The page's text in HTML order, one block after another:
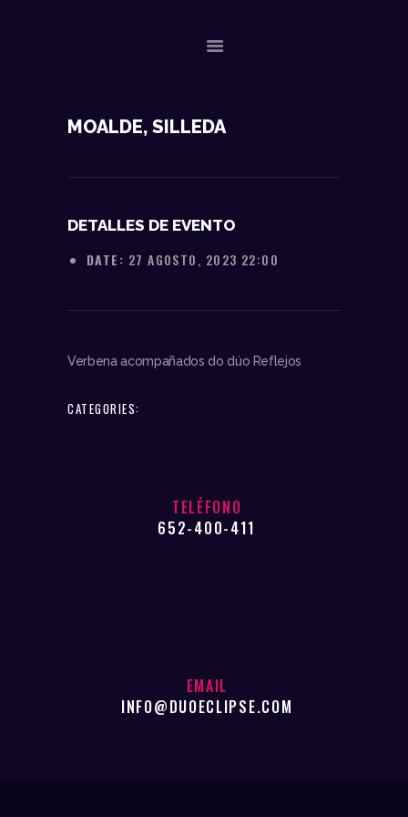
NOSOTROS
ACTUACIONES
MOALDE, SILLEDA
DETALLES DE EVENTO
DATE: 27 AGOSTO, 2023 22:00
Verbena acompañados do dúo Reflejos
CATEGORIES:
TELÉFONO
652-400-411
EMAIL
INFO@DUOECLIPSE.COM